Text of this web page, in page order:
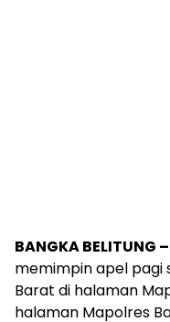
BANGKA BELITUNG –
memimpin apel pagi
Barat di halaman
halaman Mapolres